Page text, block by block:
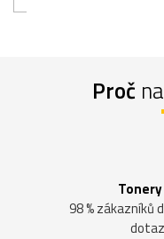
Proč
98 % zákazníků